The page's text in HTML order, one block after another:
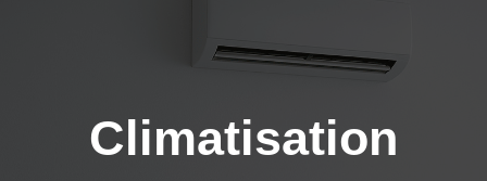
Climatisation